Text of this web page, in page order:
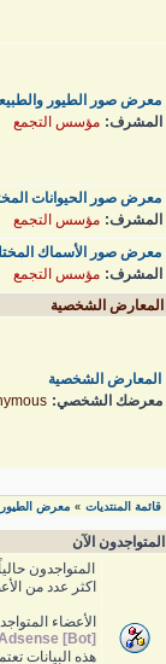
معرض صور الطيور
المشرف: مؤسس التجمع
معرض صور الحيوانات
المشرف: مؤسس التجمع
معرض صور الأسماك
المشرف: مؤسس التجمع
المعارض الشخصية
المعارض الشخصية
معرضك الشخصي:
قائمة المنتديات » معرض الطيور
المتواجدون الآن
المتواجدون حالياً
اكثر عدد من
الأعضاء
[Bot]
هذه البيانات